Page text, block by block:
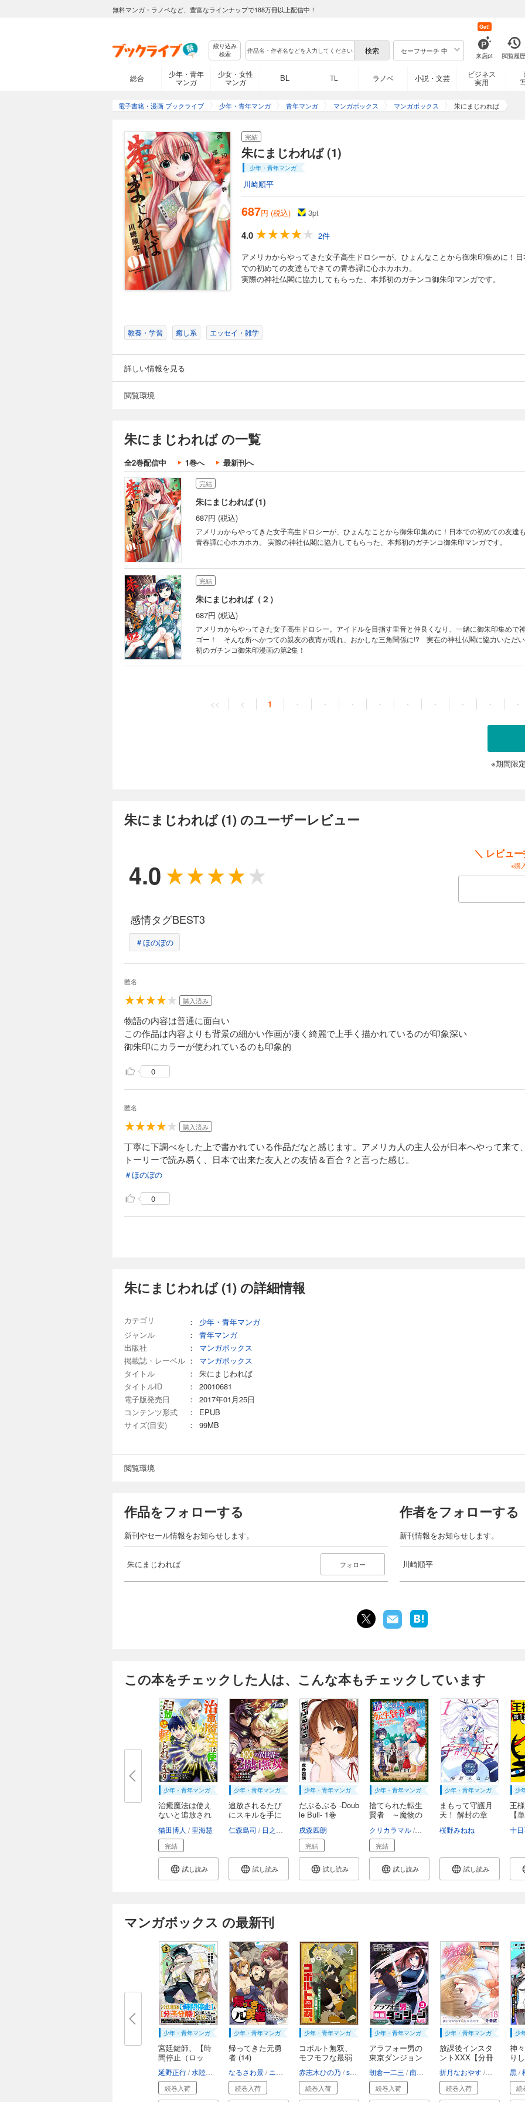
無料マンガ・ラノベなど、豊富なラインナップで188万冊以上配信中！
絞り込み
検索
セーフサーチ 中
来店pt
Get!
閲覧履歴
総合
少年・青年
マンガ
少女・女性
マンガ
BL TL ラノベ 小説・文芸
ビジネス
実用
電子書籍・漫画 ブックライブ 少年・青年マンガ 青年マンガ マンガボックス マンガボックス 朱にまじわれば
完結
朱にまじわれば (1)
少年・青年マンガ
川崎順平
687円 (税込) 3pt
4.0
2件
アメリカからやってきた女子高生ドロシーが、ひょんなことから御朱印集めに！
での初めての友達もできての青春譚に心ホカホカ。
実際の神社仏閣に協力してもらった、本邦初のガチンコ御朱印マンガです。
教養・学習 癒し系 エッセイ・雑学
詳しい情報を見る
閲覧環境
朱にまじわれば の一覧
全2巻配信中 1巻へ 最新刊へ
完結
朱にまじわれば (1)
687円 (税込)
アメリカからやってきた女子高生ドロシーが、ひょんなことから御朱印集めに！日本での初めての友達
青春譚に心ホカホカ。 実際の神社仏閣に協力してもらった、本邦初のガチンコ御朱印マンガです。
完結
朱にまじわれば（２）
687円 (税込)
アメリカからやってきた女子高生ドロシー。アイドルを目指す里音と仲良くなり、一緒に御朱印集めで
ゴー！ そんな所へかつての親友の夜宵が現れ、おかしな三角関係に!? 実在の神社仏閣に協力いただ
初のガチンコ御朱印漫画の第2集！
<< < 1 ・ ・ ・ ・ ・ ・ ・ ・ ・
※期間限
朱にまじわれば (1) のユーザーレビュー
4.0
＼ レビュ
※購
感情タグBEST3
＃ほのぼの
匿名
購入済み
物語の内容は普通に面白い
この作品は内容よりも背景の細かい作画が凄く綺麗で上手く描かれているのが印象深い
御朱印にカラーが使われているのも印象的
0
匿名
購入済み
丁寧に下調べをした上で書かれている作品だなと感じます。アメリカ人の主人公が日本へやって来
トーリーで読み易く、日本で出来た友人との友情＆百合？と言った感じ。
＃ほのぼの
0
朱にまじわれば (1) の詳細情報
カテゴリ ：
少年・青年マンガ
ジャンル
：
青年マンガ
出版社
：
マンガボックス
掲載誌・レーベル ：
マンガボックス
タイトル
：
朱にまじわれば
タイトルID
：
20010681
電子版発売日
：
2017年01月25日
コンテンツ形式
：
EPUB
サイズ(目安)
： 99MB
閲覧環境
作品をフォローする
新刊やセール情報をお知らせします。
朱にまじわれば フォロー
作者をフォローする
新刊情報をお知らせします。
川崎順平
この本をチェックした人は、こんな本もチェックしています
少年・青年マンガ
治癒魔法は使え
ないと追放され
猫田博人 里海慧
完結
試し読み
少年・青年マンガ
追放されるたび
にスキルを手に
仁森島司 日之浦拓 GreeN
試し読み
少年・青年マンガ
だぶるぶる -Doub
le Bull- 1巻
戌森四朗
完結
試し読み
少年・青年マンガ
捨てられた転生
賢者 ～魔物の
クリカラマル 未来人A キッカイキ
完結
試し読み
少年・青年マンガ
まもって守護月
天！ 解封の章
桜野みねね
試し読み
少
王
【
十
マンガボックス の最新刊
少年・青年マンガ
宮廷鍵師、【時
間停止（ロッ
延野正行 水陸カラカ
続巻入荷
少年・青年マンガ
帰ってきた元勇
者 (14)
なるさわ景 ニシ 米白粕
続巻入荷
少年・青年マンガ
コボルト無双、
モフモフな最弱
赤志木ひの乃 shiba
続巻入荷
少年・青年マンガ
アラフォー男の
東京ダンジョン
朝倉一二三 南条アキマサ
続巻入荷
少年・青年マンガ
放課後インスタ
ントXXX【分冊
折月なおやす 佐々木かず
続巻入荷
少
神
り
黒
続